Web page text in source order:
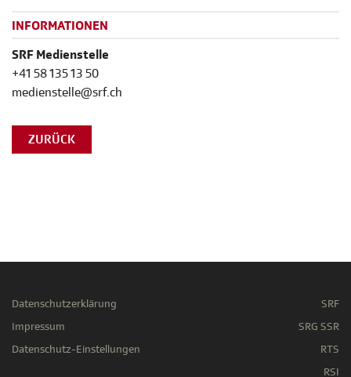
INFORMATIONEN
SRF Medienstelle
+41 58 135 13 50
medienstelle@srf.ch
ZURÜCK
Datenschutzerklärung
Impressum
Datenschutz-Einstellungen
SRF
SRG SSR
RTS
RSI